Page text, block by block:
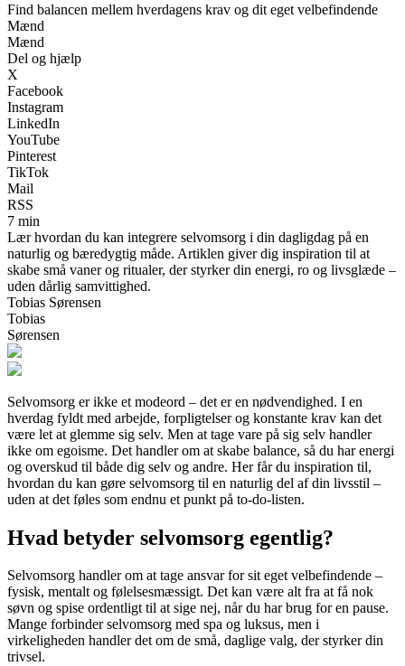
Find balancen mellem hverdagens krav og dit eget velbefindende
Mænd
Mænd
Del og hjælp
X
Facebook
Instagram
LinkedIn
YouTube
Pinterest
TikTok
Mail
RSS
7 min
Lær hvordan du kan integrere selvomsorg i din dagligdag på en
naturlig og bæredygtig måde. Artiklen giver dig inspiration til at
skabe små vaner og ritualer, der styrker din energi, ro og livsglæde –
uden dårlig samvittighed.
Tobias Sørensen
Tobias
Sørensen
Selvomsorg er ikke et modeord – det er en nødvendighed. I en
hverdag fyldt med arbejde, forpligtelser og konstante krav kan det
være let at glemme sig selv. Men at tage vare på sig selv handler
ikke om egoisme. Det handler om at skabe balance, så du har energi
og overskud til både dig selv og andre. Her får du inspiration til,
hvordan du kan gøre selvomsorg til en naturlig del af din livsstil –
uden at det føles som endnu et punkt på to-do-listen.
Hvad betyder selvomsorg egentlig?
Selvomsorg handler om at tage ansvar for sit eget velbefindende –
fysisk, mentalt og følelsesmæssigt. Det kan være alt fra at få nok
søvn og spise ordentligt til at sige nej, når du har brug for en pause.
Mange forbinder selvomsorg med spa og luksus, men i
virkeligheden handler det om de små, daglige valg, der styrker din
trivsel.